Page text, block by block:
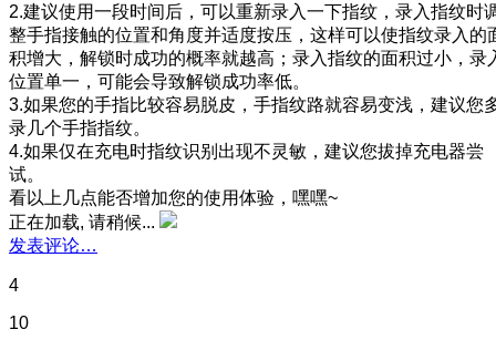
2.建议使用一段时间后，可以重新录入一下指纹，录入指纹时
整手指接触的位置和角度并适度按压，这样可以使指纹录入的
积增大，解锁时成功的概率就越高；录入指纹的面积过小，录
位置单一，可能会导致解锁成功率低。
3.如果您的手指比较容易脱皮，手指纹路就容易变浅，建议您
录几个手指指纹。
4.如果仅在充电时指纹识别出现不灵敏，建议您拔掉充电器尝
试。
看以上几点能否增加您的使用体验，嘿嘿~
正在加载, 请稍候...
发表评论…
4
10